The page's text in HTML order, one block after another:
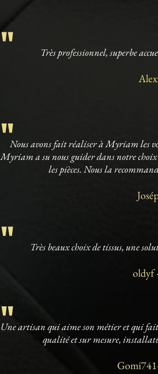
"
Très professionnel, superbe
"Nous avons fait réaliser à Myriam les
Myriam a su nous guider dans notre
les pièces. Nous la
"
Une artisan qui aime son métier et qui
qualité et sur mesure,
" Très beaux choix de tissus, une
oldyf